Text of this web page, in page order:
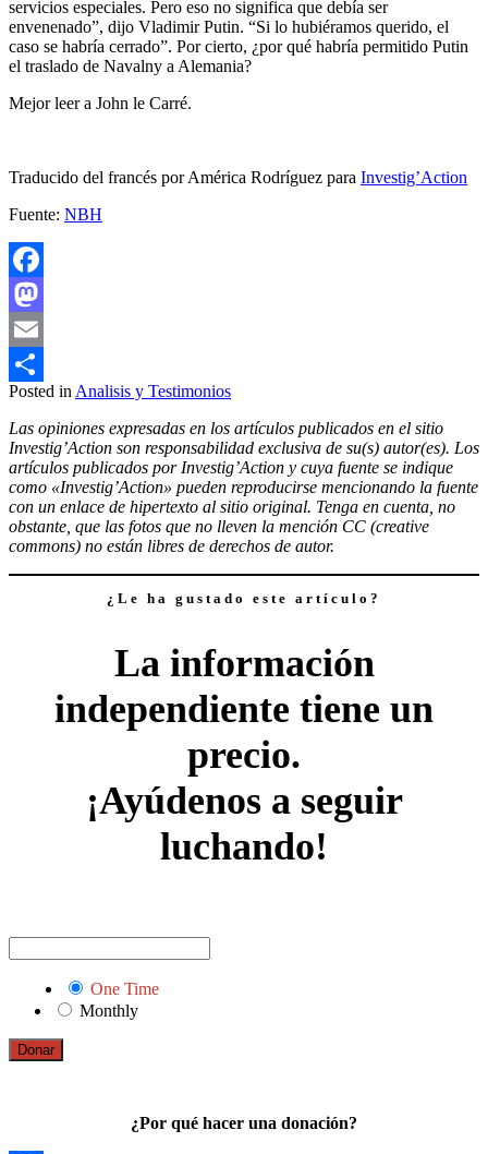
servicios especiales. Pero eso no significa que debía ser
envenenado”, dijo Vladimir Putin. “Si lo hubiéramos querido, el
caso se habría cerrado”. Por cierto, ¿por qué habría permitido Putin
el traslado de Navalny a Alemania?
Mejor leer a John le Carré.
Traducido del francés por América Rodríguez para Investig’Action
Fuente: NBH
Facebook
Mastodon
Email
Compartir
Posted in Analisis y Testimonios
Las opiniones expresadas en los artículos publicados en el sitio
Investig’Action son responsabilidad exclusiva de su(s) autor(es). Los
artículos publicados por Investig’Action y cuya fuente se indique
como «Investig’Action» pueden reproducirse mencionando la fuente
con un enlace de hipertexto al sitio original. Tenga en cuenta, no
obstante, que las fotos que no lleven la mención CC (creative
commons) no están libres de derechos de autor.
¿Le ha gustado este artículo?
La información
independiente tiene un
precio.
¡Ayúdenos a seguir
luchando!
One Time
Monthly
Donar
¿Por qué hacer una donación?